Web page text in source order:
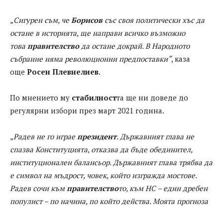
„Сигурен съм, чеБорисовсъс своя политически хъс да
остане в историята, ще направи всичко възможно
това правителствода остане докрай. В Народното
събрание няма революционни предпоставки“, каза
още Росен Плевнелиев.
По мнението му стабилността ще ни доведе до
регулярни избори през март 2021 година.
„Радев не го играепрезидент. Държавният глава не
спазва Конституцията, отказва да бъде обединител,
институционален балансьор. Държавният глава трябва да
е символ на мъдрост, човек, който изгражда мостове.
Радев сочи къмправителството, към НС – един дребен
популист – по начина, по който действа. Моята прогноза